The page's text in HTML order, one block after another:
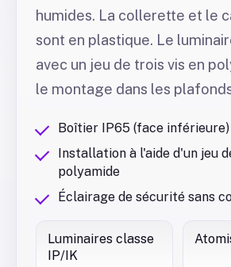
humides. La collerette et le
sont en plastique. Le
avec un jeu de trois vis en
le montage dans les
Boîtier IP65 (face inférieure)
Installation à l'aide d'un jeu
polyamide
Éclairage de sécurité sans
Luminaires classe
IP/IK